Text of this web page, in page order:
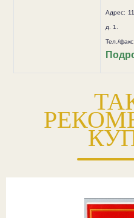
Адрес:
д. 1.
Тел./